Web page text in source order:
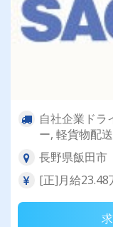
自社企業ドラ
ー, 軽貨物配
長野県飯田市
[正]月給23.48